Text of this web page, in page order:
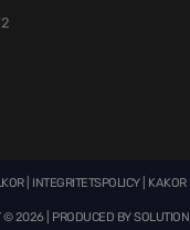
| INTEGRITETSPOLICY| KAKOR
© 2026 | PRODUCED BYSOLUTION